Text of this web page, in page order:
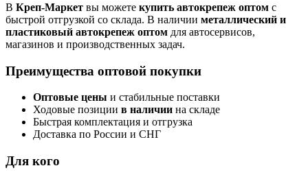
В Креп-Маркет вы можете купить автокрепеж оптом с
быстрой отгрузкой со склада. В наличии металлический и
пластиковый автокрепеж оптом для автосервисов,
магазинов и производственных задач.
Преимущества оптовой покупки
Оптовые цены и стабильные поставки
Ходовые позиции в наличии на складе
Быстрая комплектация и отгрузка
Доставка по России и СНГ
Для кого